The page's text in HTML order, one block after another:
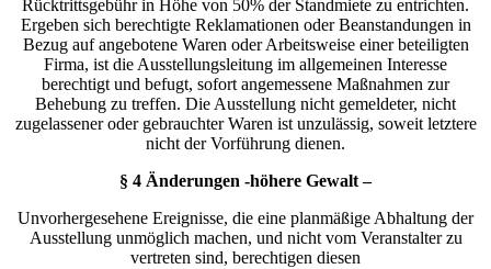
Rücktrittsgebühr in Höhe von 50% der Standmiete zu entrichten.
Ergeben sich berechtigte Reklamationen oder Beanstandungen in
Bezug auf angebotene Waren oder Arbeitsweise einer beteiligten
Firma, ist die Ausstellungsleitung im allgemeinen Interesse
berechtigt und befugt, sofort angemessene Maßnahmen zur
Behebung zu treffen. Die Ausstellung nicht gemeldeter, nicht
zugelassener oder gebrauchter Waren ist unzulässig, soweit letztere
nicht der Vorführung dienen.
§ 4 Änderungen -höhere Gewalt –
Unvorhergesehene Ereignisse, die eine planmäßige Abhaltung der
Ausstellung unmöglich machen, und nicht vom Veranstalter zu
vertreten sind, berechtigen diesen